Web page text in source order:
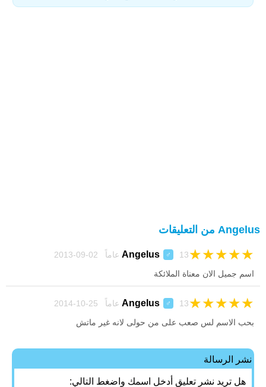
Angelus من التعليقات
Angelus ♂ 13 عاماً 02-09-2013 ★
★
★
★
★
اسم جميل الان معناة الملائكة
Angelus ♂ 13 عاماً 25-10-2014 ★
★
★
★
★
بحب الاسم لس صعب على من حولى لانه غير ماتش
نشر الرسالة
هل تريد نشر تعليق أدخل اسمك واضغط التالي: